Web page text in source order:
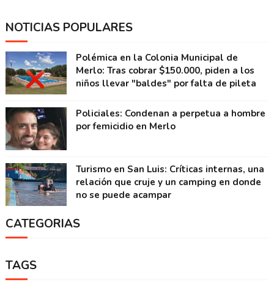
NOTICIAS POPULARES
Polémica en la Colonia Municipal de
Merlo: Tras cobrar $150.000, piden a los
niños llevar "baldes" por falta de pileta
Policiales: Condenan a perpetua a hombre
por femicidio en Merlo
Turismo en San Luis: Críticas internas, una
relación que cruje y un camping en donde
no se puede acampar
CATEGORIAS
TAGS